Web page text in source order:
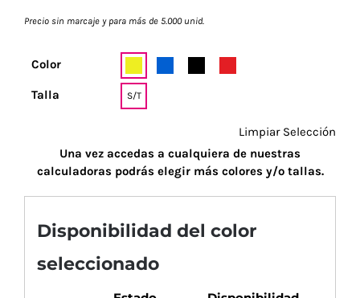
Precio sin marcaje y para más de 5.000 unid.
Color
Talla S/T
Limpiar Selección
Una vez accedas a cualquiera de nuestras
calculadoras podrás elegir más colores y/o tallas.
Disponibilidad del color
seleccionado